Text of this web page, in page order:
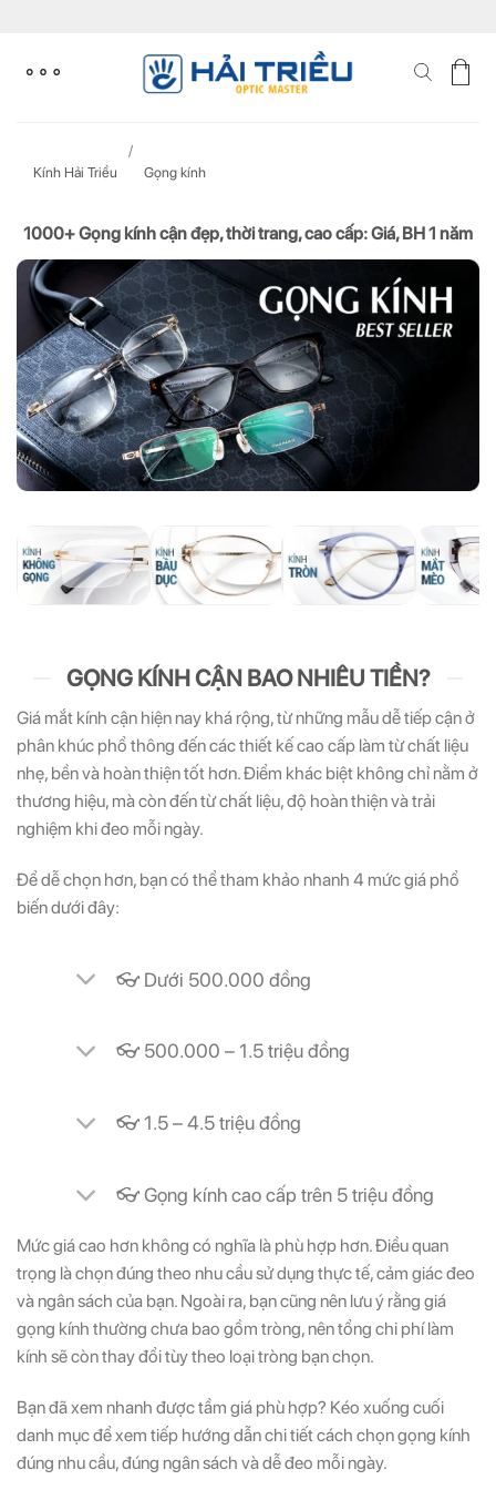
content
Kính Hải Triều Gọng kính
1000+ Gọng kính cận đẹp, thời trang, cao cấp: Giá, BH 1 năm
GỌNG KÍNH CẬN BAO NHIÊU TIỀN?
Giá mắt kính cận hiện nay khá rộng, từ những mẫu dễ tiếp cận ở
phân khúc phổ thông đến các thiết kế cao cấp làm từ chất liệu
nhẹ, bền và hoàn thiện tốt hơn. Điểm khác biệt không chỉ nằm ở
thương hiệu, mà còn đến từ chất liệu, độ hoàn thiện và trải
nghiệm khi đeo mỗi ngày.
Để dễ chọn hơn, bạn có thể tham khảo nhanh 4 mức giá phổ
biến dưới đây:
👓 Dưới 500.000 đồng
👓 500.000 – 1.5 triệu đồng
👓 1.5 – 4.5 triệu đồng
👓 Gọng kính cao cấp trên 5 triệu đồng
Mức giá cao hơn không có nghĩa là phù hợp hơn. Điều quan
trọng là chọn đúng theo nhu cầu sử dụng thực tế, cảm giác đeo
và ngân sách của bạn. Ngoài ra, bạn cũng nên lưu ý rằng giá
gọng kính thường chưa bao gồm tròng, nên tổng chi phí làm
kính sẽ còn thay đổi tùy theo loại tròng bạn chọn.
Bạn đã xem nhanh được tầm giá phù hợp? Kéo xuống cuối
danh mục để xem tiếp hướng dẫn chi tiết cách chọn gọng kính
đúng nhu cầu, đúng ngân sách và dễ đeo mỗi ngày.